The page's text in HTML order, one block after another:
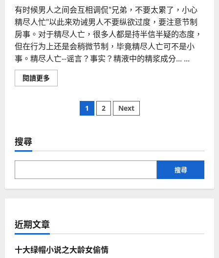
有时候男人之间会互相调侃"兄弟，不要太累了，小心
精尽人忙"以此来劝诫男人不要纵欲过度，要注意节制
房事。对于精尽人亡，很多人都是持半信半疑的态度，
但在行为上还是会稍微节制，毕竟精尽人亡可不是小
事。精尽人亡--谣言？事实？精液中的精浆成分... ...
閱讀更多
more
身
精
亡
是
谣
言
文
分
1 2 Next
搜尋
搜尋
近期文章
十大绿帽小说之大龄女偷情